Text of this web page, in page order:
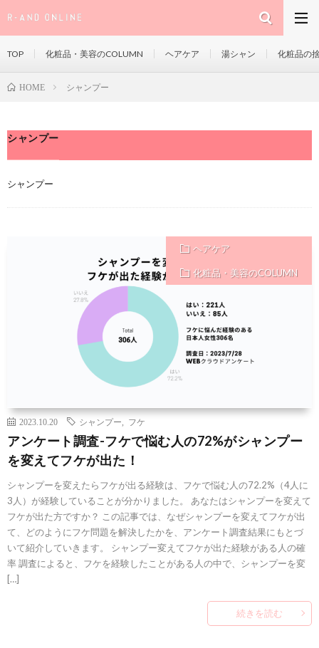
TOP 化粧品・美容のCOLUMN ヘアケア 湯シャン 化粧品の
HOME シャンプー
シャンプー
シャンプー
ヘアケア
化粧品・美容のCOLUMN
2023.10.20 シャンプー フケ
アンケート調査-フケで悩む人の72%がシャンプー
を変えてフケが出た！
シャンプーを変えたらフケが出る経験は、フケで悩む人の72.2%（4人に
3人）が経験していることが分かりました。 あなたはシャンプーを変えて
フケが出た方ですか？ この記事では、なぜシャンプーを変えてフケが出
て、どのようにフケ問題を解決したかを、アンケート調査結果にもとづ
いて紹介していきます。 シャンプー変えてフケが出た経験がある人の確
率 調査によると、フケを経験したことがある人の中で、シャンプーを変
[…]
続きを読む